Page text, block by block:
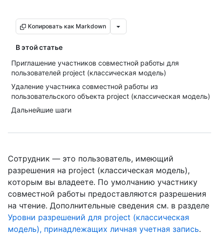
Копировать как Markdown
В этой статье
Приглашение участников совместной работы для
пользователей project (классическая модель)
Удаление участника совместной работы из
пользовательского объекта project (классическая модель)
Дальнейшие шаги
Сотрудник — это пользователь, имеющий
разрешения на project (классическая модель),
которым вы владеете. По умолчанию участнику
совместной работы предоставляются разрешения
на чтение. Дополнительные сведения см. в разделе
Уровни разрешений для project (классическая
модель), принадлежащих личная учетная запись.